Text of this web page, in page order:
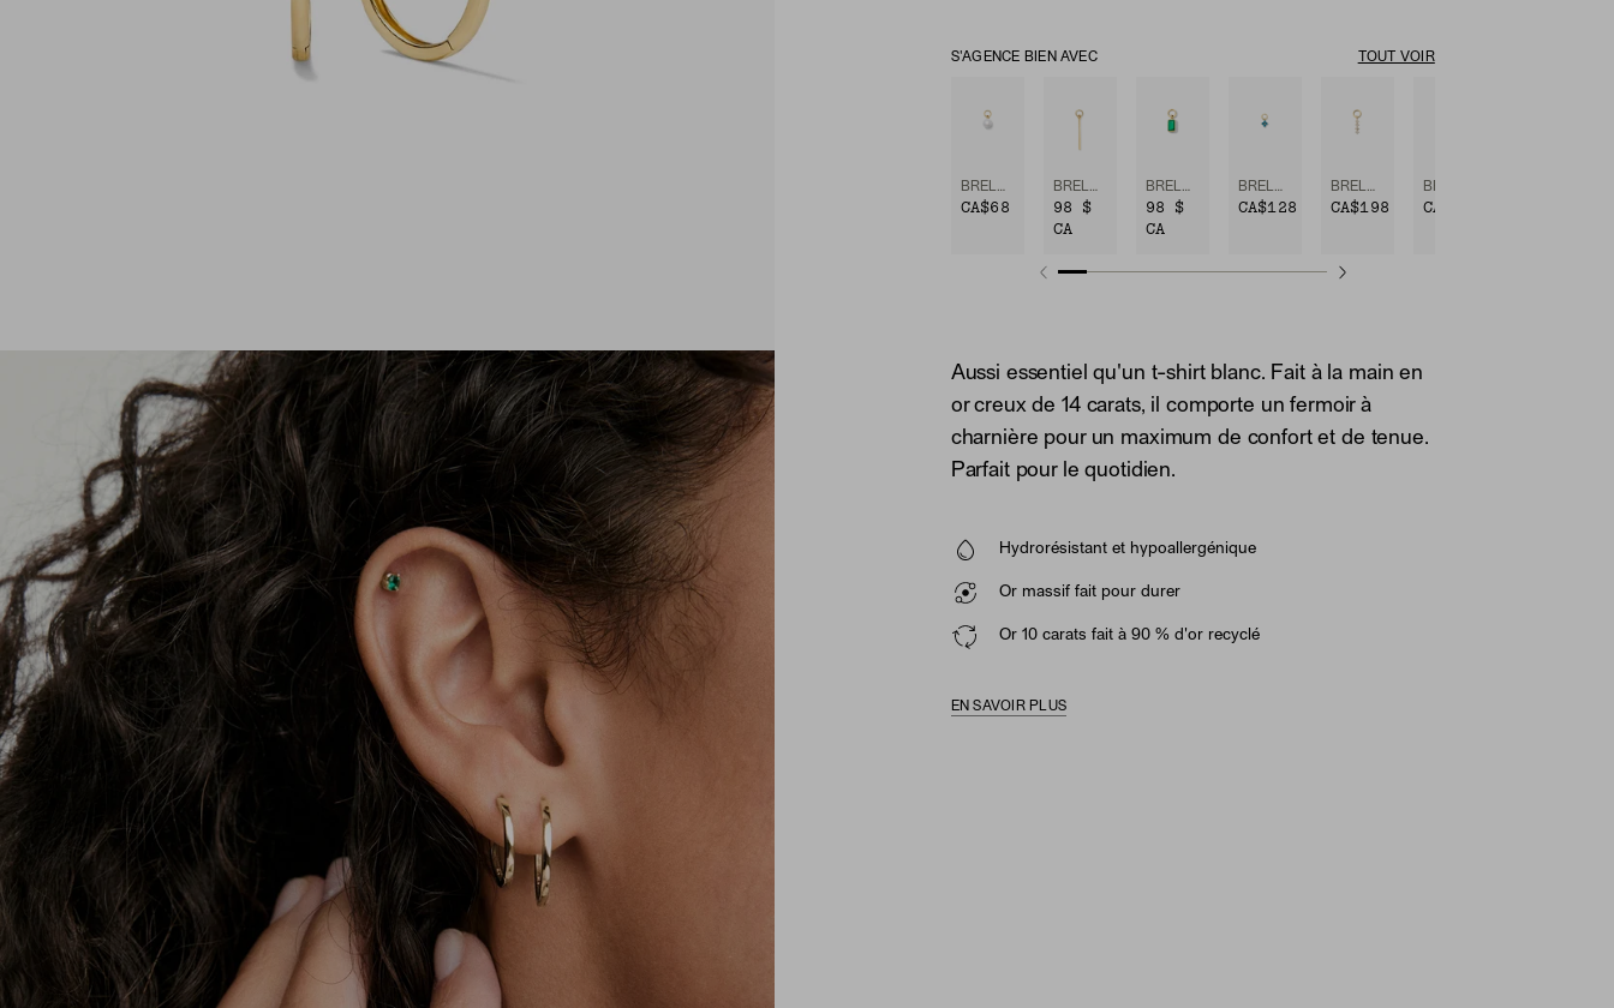
S'AGENCE BIEN AVEC TOUT VOIR
CA$68
98 $
CA
98 $
CA
CA$128 CA$198 CA$198
Aussi essentiel qu'un t-shirt blanc. Fait à la main en
or creux de 14 carats, il comporte un fermoir à
charnière pour un maximum de confort et de tenue.
Parfait pour le quotidien.
Hydrorésistant et hypoallergénique
Or massif fait pour durer
Or 10 carats fait à 90 % d'or recyclé
EN SAVOIR PLUS